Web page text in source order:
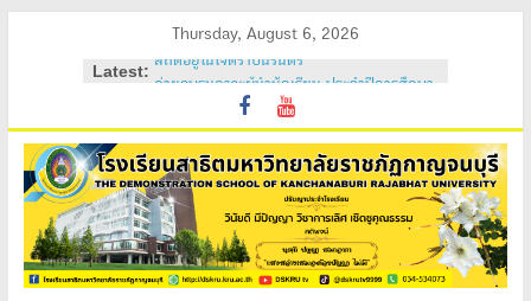
Thursday, August 6, 2026
Latest:
สถิตอยู่ในใจตราบนิรันดร์
ค่ายอบรมภาวะผู้นำนักเรียน ประจำปีการศึกษา
วันสถาปนาโรงเรียนสาธิต 2569
ค่ายคุณธรรม จริยธรรม นักเรียนใหม่ 2569
ค่ายปรับพื้นฐานนักเรียนใหม่ 2569 (ม.1 และ
ม.4)